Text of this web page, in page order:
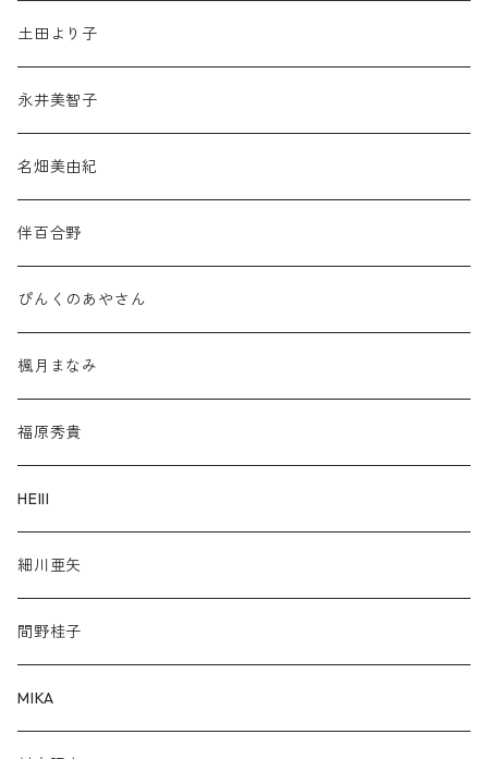
土田より子
永井美智子
名畑美由紀
伴百合野
ぴんくのあやさん
楓月まなみ
福原秀貴
HElll
細川亜矢
間野桂子
MIKA